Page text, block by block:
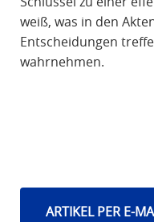
weiß, was in den
Entscheidungen
wahrnehmen.
ARTIKEL PER E-